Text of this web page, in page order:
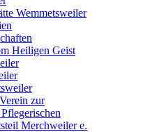
Wemmetsweiler
Heiligen Geist
zur
Merchweiler e.